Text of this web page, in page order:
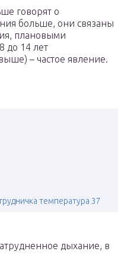
говорят о
больше, они связаны
плановыми
до 14 лет
– частое явление.
температура 37
дыхание, в